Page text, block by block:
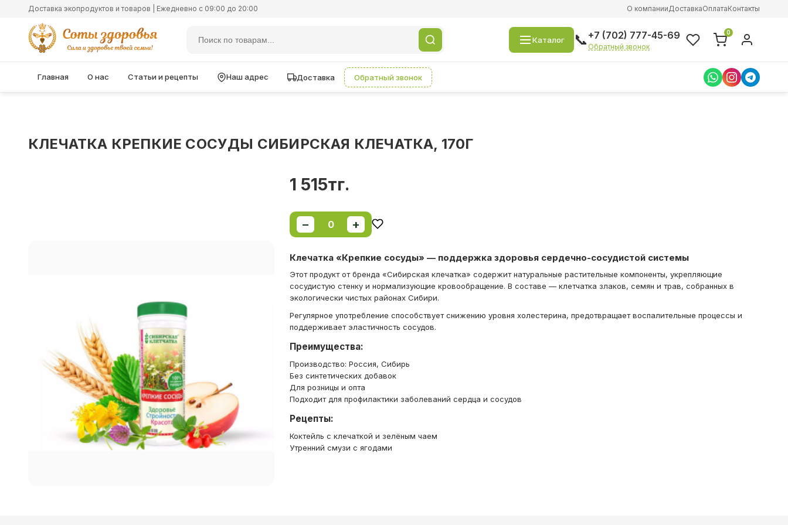
Доставка экопродуктов и товаров | Ежедневно с 09:00 до 20:00 О компанииДоставкаОплатаКонтакты
Каталог 📞 +7 (702) 777-45-69
Обратный звонок
0
Главная О нас Статьи и рецепты Наш адрес Доставка Обратный звонок
КЛЕЧАТКА КРЕПКИЕ СОСУДЫ СИБИРСКАЯ КЛЕЧАТКА, 170Г
1 515тг.
− 0 +
Клечатка «Крепкие сосуды» — поддержка здоровья сердечно-сосудистой системы
Этот продукт от бренда «Сибирская клечатка» содержит натуральные растительные компоненты, укрепляющие
сосудистую стенку и нормализующие кровообращение. В составе — клетчатка злаков, семян и трав, собранных в
экологически чистых районах Сибири.
Регулярное употребление способствует снижению уровня холестерина, предотвращает воспалительные процессы и
поддерживает эластичность сосудов.
Преимущества:
Производство: Россия, Сибирь
Без синтетических добавок
Для розницы и опта
Подходит для профилактики заболеваний сердца и сосудов
Рецепты:
Коктейль с клечаткой и зелёным чаем
Утренний смузи с ягодами